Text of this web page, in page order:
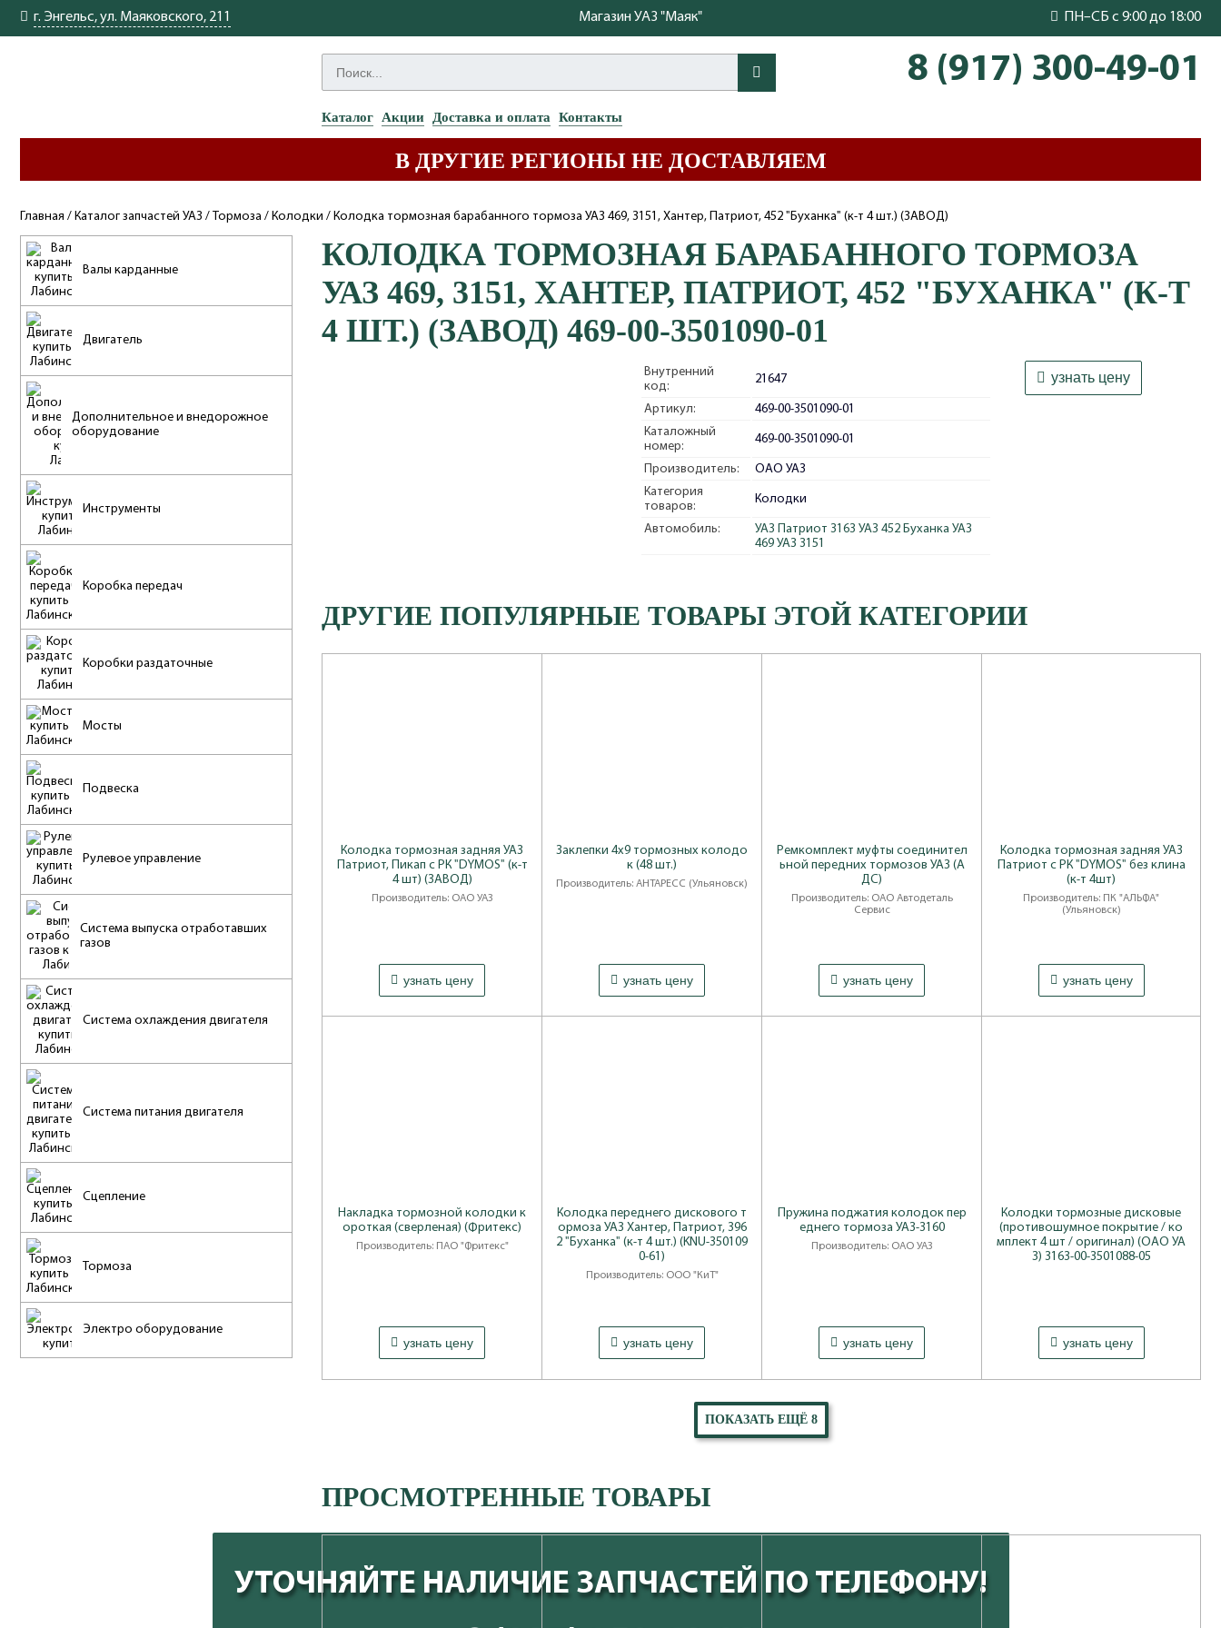
г. Энгельс, ул. Маяковского, 211 Магазин УАЗ "Маяк" ПН–СБ с 9:00 до 18:00
8 (917) 300-49-01
Каталог Акции Доставка и оплата Контакты
В ДРУГИЕ РЕГИОНЫ НЕ ДОСТАВЛЯЕМ
Главная / Каталог запчастей УАЗ / Тормоза / Колодки / Колодка тормозная барабанного тормоза УАЗ 469, 3151, Хантер, Патриот, 452 "Буханка" (к-т 4 шт.) (ЗАВОД)
Валы карданные
Двигатель
Дополнительное и внедорожное
оборудование
Инструменты
Коробка передач
Коробки раздаточные
Мосты
Подвеска
Рулевое управление
Система выпуска отработавших
газов
Система охлаждения двигателя
Система питания двигателя
Сцепление
Тормоза
Электро оборудование
КОЛОДКА ТОРМОЗНАЯ БАРАБАННОГО ТОРМОЗА
УАЗ 469, 3151, ХАНТЕР, ПАТРИОТ, 452 "БУХАНКА" (К-Т
4 ШТ.) (ЗАВОД) 469-00-3501090-01
Внутренний
код:
21647
Артикул:
469-00-3501090-01
Каталожный
номер:
469-00-3501090-01
Производитель:
ОАО УАЗ
Категория
товаров:
Колодки
Автомобиль: УАЗ Патриот 3163 УАЗ 452 Буханка УАЗ
469 УАЗ 3151
узнать цену
ДРУГИЕ ПОПУЛЯРНЫЕ ТОВАРЫ ЭТОЙ КАТЕГОРИИ
Колодка тормозная задняя УАЗ
Патриот, Пикап с РК "DYMOS" (к-т
4 шт) (ЗАВОД)
Производитель: ОАО УАЗ
узнать цену
Заклепки 4х9 тормозных колодо
к (48 шт.)
Производитель: АНТАРЕСС (Ульяновск)
узнать цену
Ремкомплект муфты соединител
ьной передних тормозов УАЗ (А
ДС)
Производитель: ОАО Автодеталь
Сервис
узнать цену
Колодка тормозная задняя УАЗ
Патриот с РК "DYMOS" без клина
(к-т 4шт)
Производитель: ПК "АЛЬФА"
(Ульяновск)
узнать цену
Накладка тормозной колодки к
ороткая (сверленая) (Фритекс)
Производитель: ПАО "Фритекс"
узнать цену
Колодка переднего дискового т
ормоза УАЗ Хантер, Патриот, 396
2 "Буханка" (к-т 4 шт.) (KNU-350109
0-61)
Производитель: ООО "КиТ"
узнать цену
Пружина поджатия колодок пер
еднего тормоза УАЗ-3160
Производитель: ОАО УАЗ
узнать цену
Колодки тормозные дисковые
(противошумное покрытие / ко
мплект 4 шт / оригинал) (ОАО УА
З) 3163-00-3501088-05
узнать цену
ПОКАЗАТЬ ЕЩЁ 8
ПРОСМОТРЕННЫЕ ТОВАРЫ
УТОЧНЯЙТЕ НАЛИЧИЕ ЗАПЧАСТЕЙ ПО ТЕЛЕФОНУ!